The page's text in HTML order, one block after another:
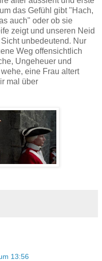
das Gefühl gibt "Hach,
auch" oder ob sie
zeigt und unseren Neid
unbedeutend. Nur
Weg offensichtlich
Ungeheuer und
eine Frau altert
mal über
13:56